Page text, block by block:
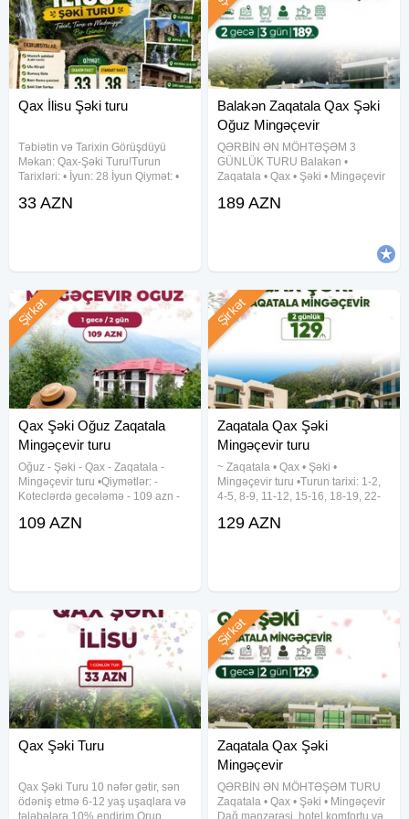
Qax İlisu Şəki turu
Təbiətin və Tarixin Görüşdüyü
Məkan: Qax-Şəki Turu! ​ Turun
Tarixləri: • ​İyun: 28 İyun Qiymət: • ​
Paket: 38 AZN ​ Qiymətə Daxildir: • ​
33 AZN
Balakən Zaqatala Qax Şəki
Oğuz Mingəçevir
QƏRBİN ƏN MÖHTƏŞƏM 3
GÜNLÜK TURU Balakən •
Zaqatala • Qax • Şəki • Mingəçevir
komfortu və əyləncə dolu səyahət!
189 AZN
Qax Şəki Oğuz Zaqatala
Mingəçevir turu
Oğuz - Şəki - Qax - Zaqatala -
Mingəçevir turu •Qiymətlər: -
Koteclərdə gecələmə - 109 azn -
azn •Tarix: 1-2, 8-9, 15-16, 22-23,
Şirkət
109 AZN
Zaqatala Qax Şəki
Mingəçevir turu
~ Zaqatala • Qax • Şəki •
Mingəçevir turu •Turun tarixi: 1-2,
4-5, 8-9, 11-12, 15-16, 18-19, 22-
qiyməti: 129 azn (1 nəfər üçün)
Şirkət
129 AZN
Qax Şəki Turu
Qax Şəki Turu 10 nəfər gətir, sən
ödəniş etmə 6-12 yaş uşaqlara və
tələbələrə 10% endirim Qrup
Zaqatala Qax Şəki
Mingəçevir
QƏRBİN ƏN MÖHTƏŞƏM TURU
Zaqatala • Qax • Şəki • Mingəçevir
Dağ mənzərəsi, hotel komfortu və
Şirkət